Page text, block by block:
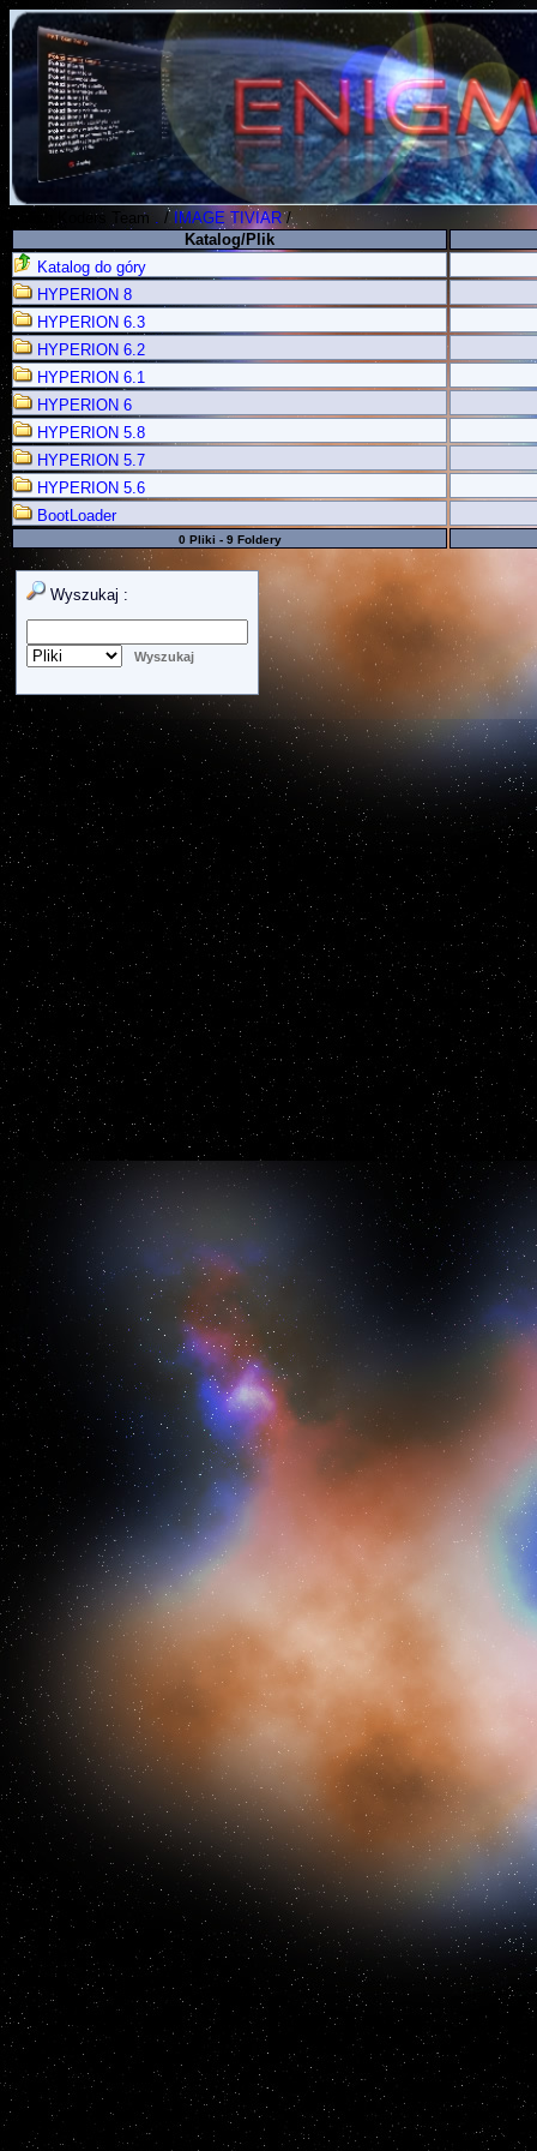
Polish Koders Team /IMAGE TIVIAR/
Katalog/Plik
Katalog do góry
HYPERION 8
HYPERION 6.3
HYPERION 6.2
HYPERION 6.1
HYPERION 6
HYPERION 5.8
HYPERION 5.7
HYPERION 5.6
BootLoader
0 Pliki - 9 Foldery
Wyszukaj :